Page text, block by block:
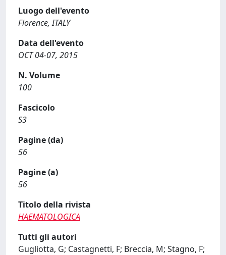
Luogo dell'evento
Florence, ITALY
Data dell'evento
OCT 04-07, 2015
N. Volume
100
Fascicolo
S3
Pagine (da)
56
Pagine (a)
56
Titolo della rivista
HAEMATOLOGICA
Tutti gli autori
Gugliotta, G; Castagnetti, F; Breccia, M; Stagno, F;